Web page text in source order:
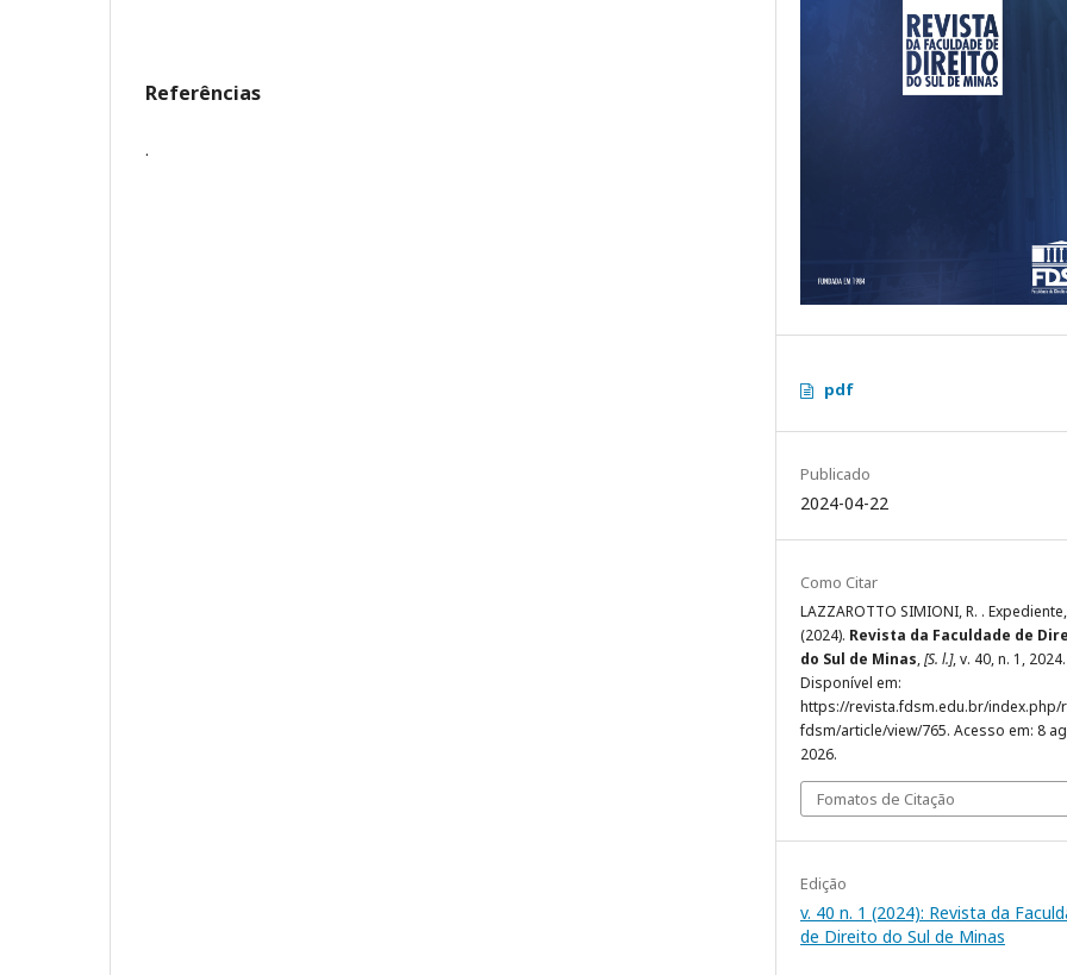
Referências
.
pdf
Publicado
2024-04-22
Como Citar
LAZZAROTTO SIMIONI, R. .
(2024). Revista da Faculdade de
do Sul de Minas,[S. l.], v. 40, n. 1, 2024.
Disponível em:
https://revista.fdsm.edu.br/index.php/
fdsm/article/view/765. Acesso em: 8
2026.
Fomatos de Citação
Edição
v. 40 n. 1 (2024): Revista da
de Direito do Sul de Minas